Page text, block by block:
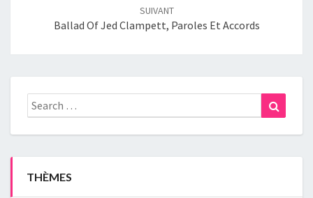
SUIVANT
Ballad Of Jed Clampett, Paroles Et Accords
Search
for:
THÈMES